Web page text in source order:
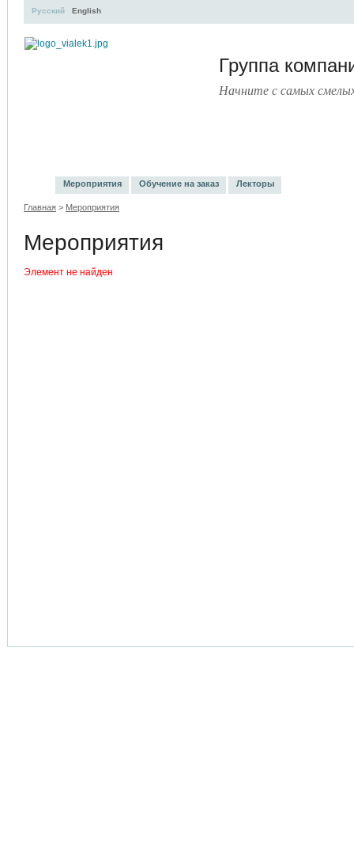
Группа
Начните с самых
Русский English
Мероприятия Обучение на заказ Лекторы
Главная > Мероприятия
Мероприятия
Элемент не найден